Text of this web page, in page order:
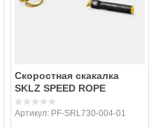
Скоростная скакалка
SKLZ SPEED ROPE
Артикул:PF-SRL730-004-01